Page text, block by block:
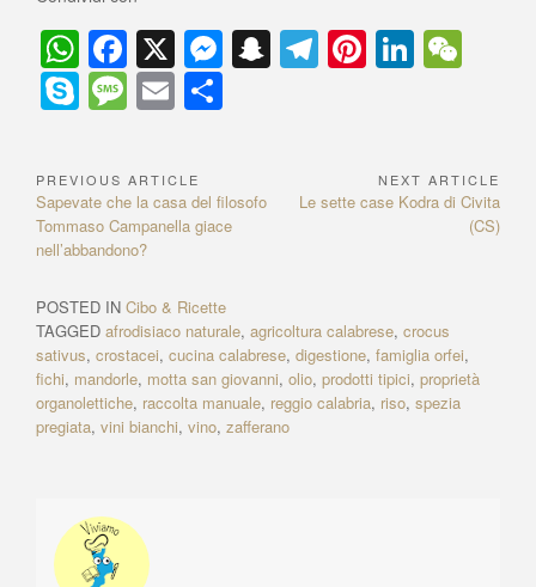
W
h
at
s
A
p
F
a
c
e
b
o
k
X M
e
n
g
S
n
T
el
a
Pi
nt
e
st
Li
n
e
dI
h
at
S
p
e
M
ss
a
g
E
ail
di
vi
N
a
v
g
a
z
i
PREVIOUS ARTICLE
P
r
e
i
o
u
s
A
r
t
Sapevate che la casa del filosofo
Tommaso Campanella giace
nell’abbandono?
NEXT ARTICLE
N
t
i
c
l
Le sette case Kodra di Civita
(CS)
POSTED IN Cibo & Ricette
TAGGED afrodisiaco naturale, agricoltura calabrese, crocus
sativus, crostacei, cucina calabrese, digestione, famiglia orfei,
fichi, mandorle, motta san giovanni, olio, prodotti tipici, proprietà
organolettiche, raccolta manuale, reggio calabria, riso, spezia
pregiata, vini bianchi, vino, zafferano